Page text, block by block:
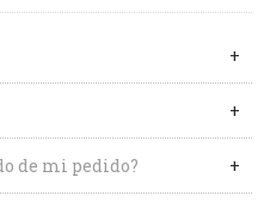
de mi pedido?